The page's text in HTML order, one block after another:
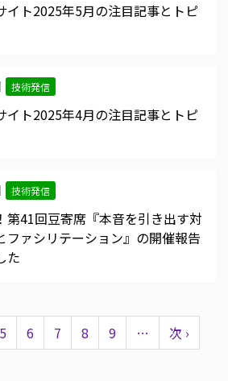
イト2025年5月の注目記事とトピ
技術発信
イト2025年4月の注目記事とトピ
技術発信
第41回豆寄席『本音を引き出す対
ファシリテーション』の開催報告
た
Page
5 Page
6 Page
7 Page
8 Page
9 …
次
ペ
次 ›